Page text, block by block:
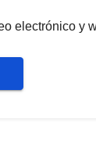
electrónico y